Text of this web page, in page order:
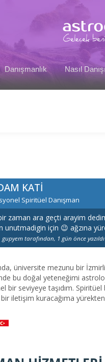
Danışmanlık Nasıl
KATI
Spiritüel Danışman
zaman ara geçti arayim
unutmadigin için 😉 ağzına
gupyem tarafından, 1 gün önce yazıldı
üniversite mezunu bir
bu doğal yeteneğimi
seviyeye taşıdım. Spiritüel
iletişim kuracağıma